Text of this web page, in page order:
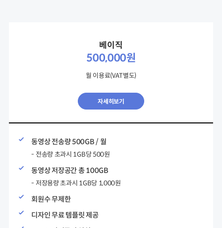
베이직
500,000원
월 이용료(VAT별도)
자세히보기
동영상 전송량 500GB / 월
- 전송량 초과시 1GB당 500원
동영상 저장공간 총 100GB
- 저장용량 초과시 1GB당 1,000원
회원수 무제한
디자인 무료 템플릿 제공